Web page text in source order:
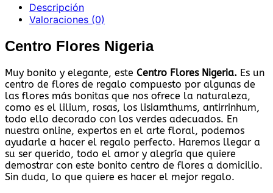
Descripción
Valoraciones (0)
Centro Flores Nigeria
Muy bonito y elegante, este Centro Flores Nigeria. Es un
centro de flores de regalo compuesto por algunas de
las flores más bonitas que nos ofrece la naturaleza,
como es el lilium, rosas, los lisiamthums, antirrinhum,
todo ello decorado con los verdes adecuados. En
nuestra online, expertos en el arte floral, podemos
ayudarle a hacer el regalo perfecto. Haremos llegar a
su ser querido, todo el amor y alegría que quiere
demostrar con este bonito centro de flores a domicilio.
Sin duda, lo que quiere es hacer el mejor regalo.